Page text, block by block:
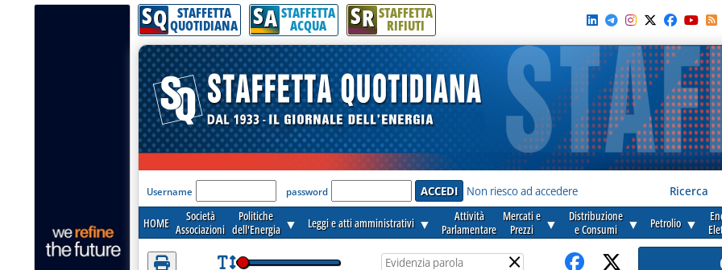
Attenzione! Esegui l'accesso per lèggere interamente la notizia.
SQ STAFFETTA
QUOTIDIANA SA STAFFETTA
ACQUA SR STAFFETTA
RIFIUTI
'Modulo Login per accedere'
Username password Non riesco ad accedere Ricerca
HOME
Società
Associazioni
Politiche
dell'Energia ▼ Leggi e atti amministrativi ▼
Attività
Parlamentare
Mercati e
Prezzi
▼
Distribuzione
e Consumi
▼ Petrolio ▼
×